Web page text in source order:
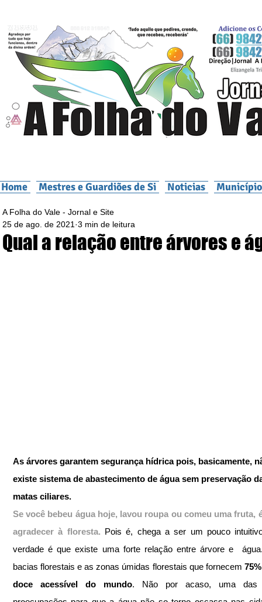
Home Mestres e Guardiões de Si Noticias
Qual a relação entre árvores e
A Folha do Vale - Jornal e Site
25 de ago. de 2021 3 min de leitura
As árvores garantem segurança hídrica pois, basicamente,
existe sistema de abastecimento de água sem preservação
matas ciliares.
Se você bebeu água hoje, lavou roupa ou comeu uma fruta,
agradecer à floresta. Pois é, chega a ser um pouco
verdade é que existe uma forte relação entre árvore e
bacias florestais e as zonas úmidas florestais que fornecem
doce acessível do mundo. Não por acaso, uma das